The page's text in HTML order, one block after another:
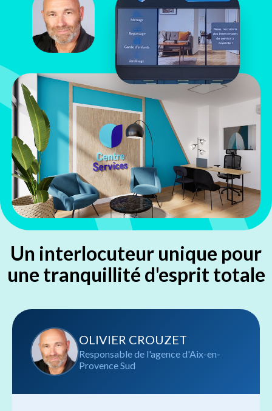
OLIVIER
CROUZET
6 route de Galice - Centre
d'affaires 6-8
13090 Aix-en-Provence
Un interlocuteur unique pour
une tranquillité d'esprit totale
OLIVIER CROUZET
Responsable de l'agence d'Aix-en-
Provence Sud